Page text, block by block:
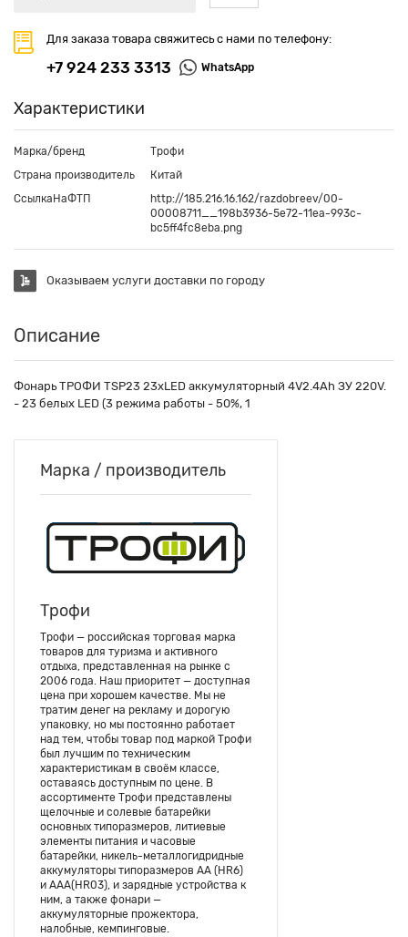
Для заказа товара свяжитесь с нами по телефону:
+7 924 233 3313 WhatsApp
Характеристики
Марка/бренд
Трофи
Страна производитель
Китай
СсылкаНаФТП
http://185.216.16.162/razdobreev/00-
00008711__198b3936-5e72-11ea-993c-
bc5ff4fc8eba.png
Оказываем услуги доставки по городу
Описание
Фонарь ТРОФИ TSP23 23xLED аккумуляторный 4V2.4Ah ЗУ 220V.
- 23 белых LED (3 режима работы - 50%, 1
Марка / производитель
Трофи
Трофи — российская торговая марка
товаров для туризма и активного
отдыха, представленная на рынке с
2006 года. Наш приоритет — доступная
цена при хорошем качестве. Мы не
тратим денег на рекламу и дорогую
упаковку, но мы постоянно работает
над тем, чтобы товар под маркой Трофи
был лучшим по техническим
характеристикам в своём классе,
оставаясь доступным по цене. В
ассортименте Трофи представлены
щелочные и солевые батарейки
основных типоразмеров, литиевые
элементы питания и часовые
батарейки, никель-металлогидридные
аккумуляторы типоразмеров АА (HR6)
и AAA(HR03), и зарядные устройства к
ним, а также фонари —
аккумуляторные прожектора,
налобные, кемпинговые.